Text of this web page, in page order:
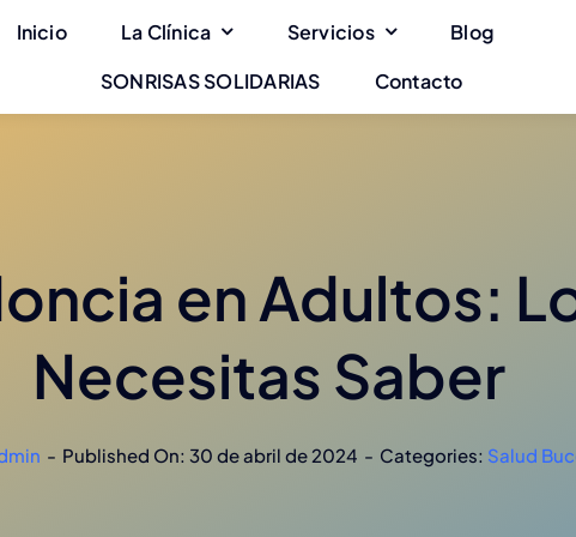
Inicio La Clínica Servicios
Blog
SONRISAS SOLIDARIAS
Contacto
en Adultos:
Necesitas Saber
- Published On: 30 de abril de 2024 - Categories: Salud